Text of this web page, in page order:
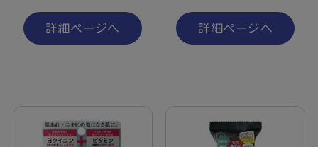
詳細ページへ 詳細ページへ